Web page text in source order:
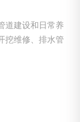
道建设和日常养
挖维修、排水管
。
公司；公司经
辆及各种高科